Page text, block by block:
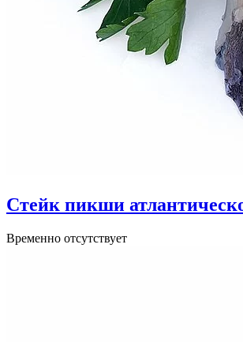
Стейк пикши
Временно отсутствует